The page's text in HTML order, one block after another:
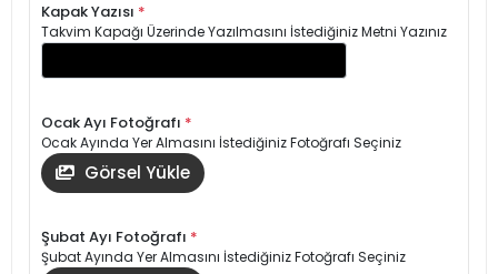
Kapak Yazısı *
Takvim Kapağı Üzerinde Yazılmasını İstediğiniz Metni Yazınız
Ocak Ayı Fotoğrafı *
Ocak Ayında Yer Almasını İstediğiniz Fotoğrafı Seçiniz
Görsel Yükle
Şubat Ayı Fotoğrafı *
Şubat Ayında Yer Almasını İstediğiniz Fotoğrafı Seçiniz